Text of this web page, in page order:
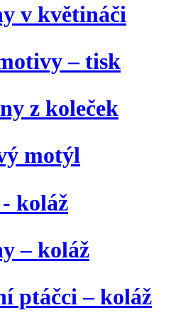
v květináči
– tisk
z koleček
motýl
koláž
– koláž
ptáčci – koláž